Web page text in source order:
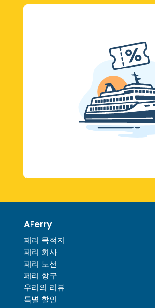
AFerry
페리 목적지
페리 회사
페리 노선
페리 항구
우리의 리뷰
특별 할인